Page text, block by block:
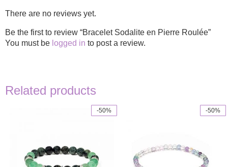
There are no reviews yet.
Be the first to review “Bracelet Sodalite en Pierre Roulée”
You must be logged in to post a review.
Related products
-50% -50%
variants.